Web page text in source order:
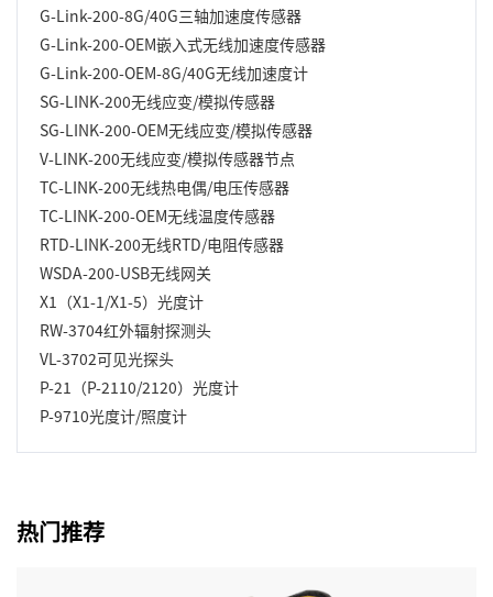
G-Link-200-8G/40G三轴加速度传感器
G-Link-200-OEM嵌入式无线加速度传感器
G-Link-200-OEM-8G/40G无线加速度计
SG-LINK-200无线应变/模拟传感器
SG-LINK-200-OEM无线应变/模拟传感器
V-LINK-200无线应变/模拟传感器节点
TC-LINK-200无线热电偶/电压传感器
TC-LINK-200-OEM无线温度传感器
RTD-LINK-200无线RTD/电阻传感器
WSDA-200-USB无线网关
X1（X1-1/X1-5）光度计
RW-3704红外辐射探测头
VL-3702可见光探头
P-21（P-2110/2120）光度计
P-9710光度计/照度计
热门推荐